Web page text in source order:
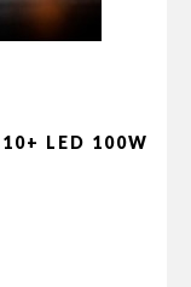
LED 100W